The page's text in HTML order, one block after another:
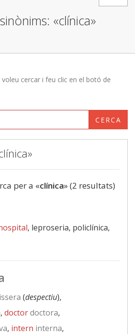
«clínica»
cercar i feu clic en el botó de
CERCA
per a «clínica» (2 resultats)
, leproseria, policlínica,
(despectiu),
, doctordoctora,
, intern interna,